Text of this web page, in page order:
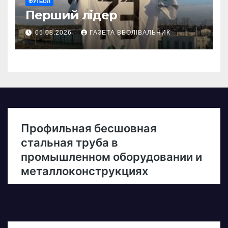
ФУТБОЛ
Перший лідер
05.08.2026 ГАЗЕТА ВБОЛІВАЛЬНИК